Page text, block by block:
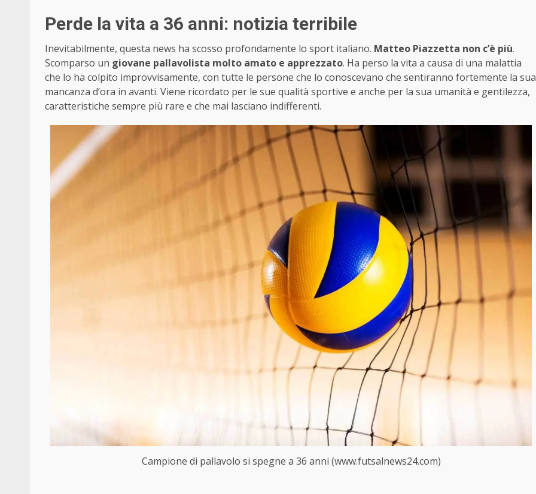
Perde la vita a 36 anni: notizia terribile
Inevitabilmente, questa news ha scosso profondamente lo sport italiano. Matteo Piazzetta non c’è più.
Scomparso un giovane pallavolista molto amato e apprezzato. Ha perso la vita a causa di una malattia
che lo ha colpito improvvisamente, con tutte le persone che lo conoscevano che sentiranno fortemente la sua
mancanza d’ora in avanti. Viene ricordato per le sue qualità sportive e anche per la sua umanità e gentilezza,
caratteristiche sempre più rare e che mai lasciano indifferenti.
Campione di pallavolo si spegne a 36 anni (www.futsalnews24.com)